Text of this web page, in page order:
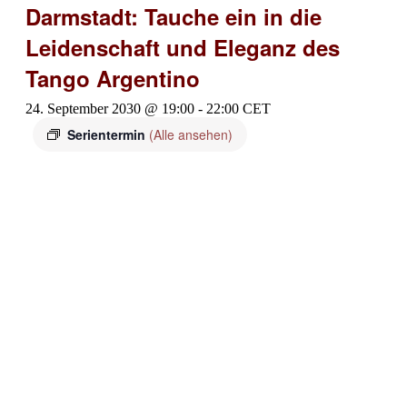
Darmstadt: Tauche ein in die
Leidenschaft und Eleganz des
Tango Argentino
24. September 2030 @ 19:00 - 22:00 CET
Serientermin (Alle ansehen)